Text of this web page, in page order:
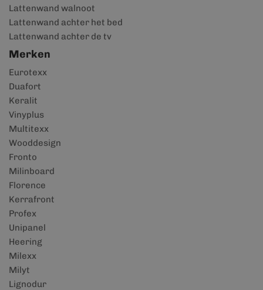
Lattenwand walnoot
Lattenwand achter het bed
Lattenwand achter de tv
Merken
Eurotexx
Duafort
Keralit
Vinyplus
Multitexx
Wooddesign
Fronto
Milinboard
Florence
Kerrafront
Profex
Unipanel
Heering
Milexx
Milyt
Lignodur